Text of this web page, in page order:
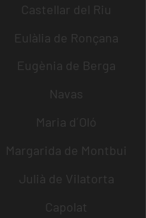
Castellar del Riu
Eulàlia de Ronçana
Eugènia de Berga
Navas
Maria d´Oló
Margarida de Montbui
Julià de Vilatorta
Capolat